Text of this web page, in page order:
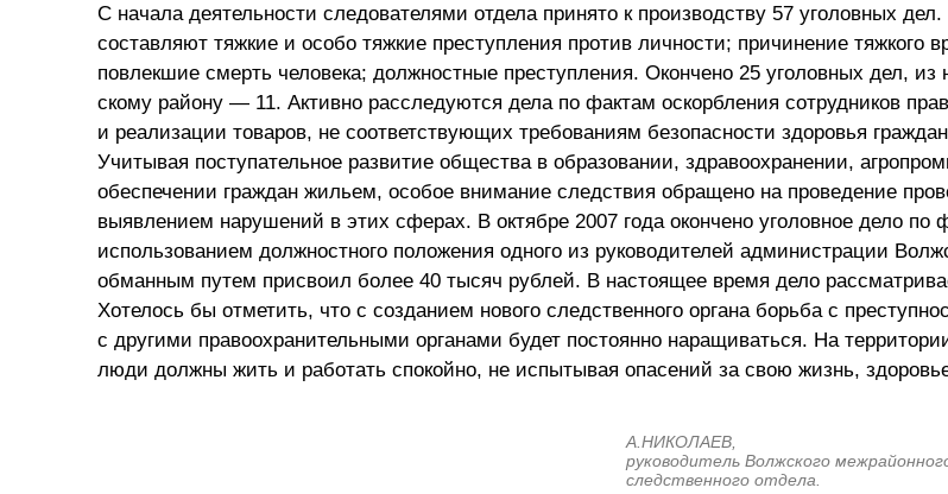
С начала деятельности следователями отдела принято к производству 57 уголовных
составляют тяжкие и особо тяжкие преступления против личности; причинение тяжкого
повлекшие смерть человека; должностные преступления. Окончено 25 уголовных дел, из
скому району — 11. Активно расследуются дела по фактам оскорбления сотрудников
и реализации товаров, не соответствующих требованиям безопасности здоровья
Учитывая поступательное развитие общества в образовании, здравоохранении,
обеспечении граждан жильем, особое внимание следствия обращено на проведение
выявлением нарушений в этих сферах. В октябре 2007 года окончено уголовное дело по
использованием должностного положения одного из руководителей администрации
обманным путем присвоил более 40 тысяч рублей. В настоящее время дело
Хотелось бы отметить, что с созданием нового следственного органа борьба с
с другими правоохранительными органами будет постоянно наращиваться. На
люди должны жить и работать спокойно, не испытывая опасений за свою жизнь,
А.НИКОЛАЕВ,
руководитель Волжского
следственного отдела.